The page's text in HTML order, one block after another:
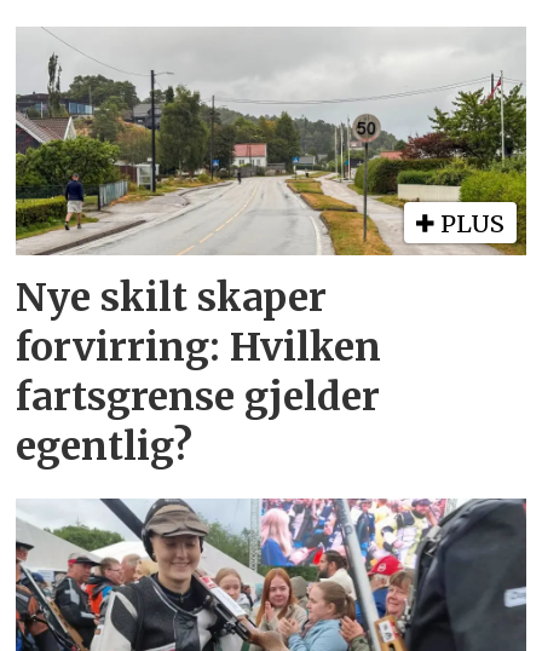
PLUS
Nye skilt skaper
forvirring: Hvilken
fartsgrense gjelder
egentlig?